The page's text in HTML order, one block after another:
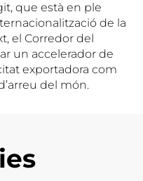
que està en ple
de la
el Corredor del
un accelerador de
exportadora com
del món.